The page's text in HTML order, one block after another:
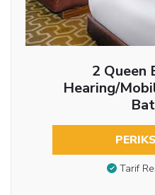
2 Queen
Hearing/
Tarif